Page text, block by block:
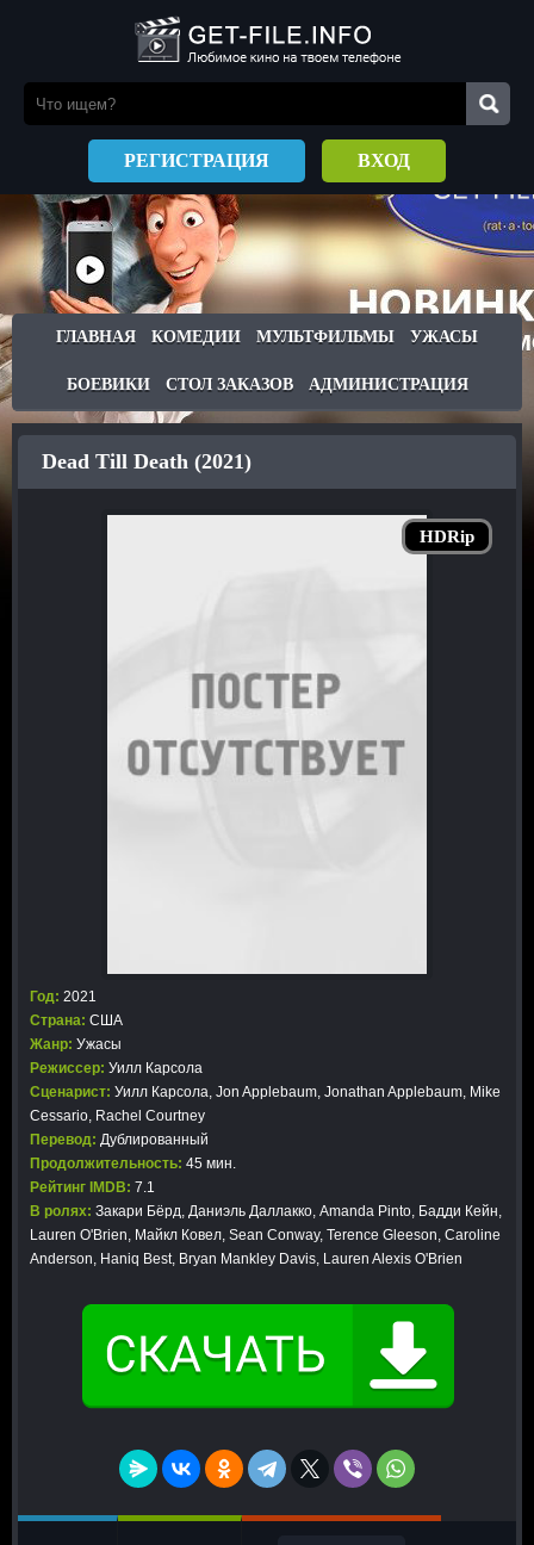
РЕГИСТРАЦИЯ ВХОД
ГЛАВНАЯ КОМЕДИИ МУЛЬТФИЛЬМЫ УЖАСЫ
БОЕВИКИ СТОЛ ЗАКАЗОВ АДМИНИСТРАЦИЯ
HDRip
Dead Till Death (2021)
Год: 2021
Страна: США
Жанр: Ужасы
Режиссер: Уилл Карсола
Сценарист: Уилл Карсола, Jon Applebaum, Jonathan Applebaum, Mike
Cessario, Rachel Courtney
Перевод: Дублированный
Продолжительность: 45 мин.
Рейтинг IMDB: 7.1
В ролях: Закари Бёрд, Даниэль Даллакко, Amanda Pinto, Бадди Кейн,
Lauren O'Brien, Майкл Ковел, Sean Conway, Terence Gleeson, Caroline
Anderson, Haniq Best, Bryan Mankley Davis, Lauren Alexis O'Brien